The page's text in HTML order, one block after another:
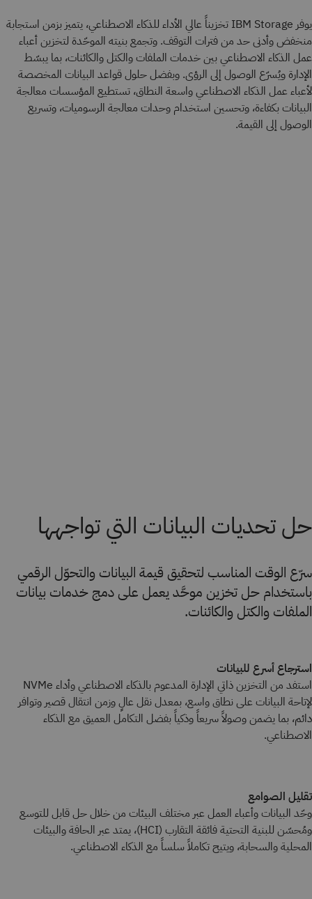
يوفر IBM Storage تخزيناً عالي الأداء للذكاء الاصطناعي، يتميز بزمن استجابة
منخفض وأدنى حد من فترات التوقف. وتجمع بنيته الموحّدة لتخزين أعباء
عمل الذكاء الاصطناعي بين خدمات الملفات والكتل والكائنات، بما يبسّط
الإدارة ويُسرّع الوصول إلى الرؤى. وبفضل حلول قواعد البيانات المخصصة
لأعباء عمل الذكاء الاصطناعي واسعة النطاق، تستطيع المؤسسات معالجة
البيانات بكفاءة، وتحسين استخدام وحدات معالجة الرسوميات، وتسريع
الوصول إلى القيمة.
حل تحديات البيانات التي تواجهها
سرّع الوقت المناسب لتحقيق قيمة البيانات والتحوّل الرقمي
باستخدام حل تخزين موحَّد يعمل على دمج خدمات بيانات
الملفات والكتل والكائنات.
استرجاع أسرع للبيانات
استفد من التخزين ذاتي الإدارة المدعوم بالذكاء الاصطناعي وأداء NVMe
لإتاحة البيانات على نطاق واسع، بمعدل نقل عالٍ وزمن انتقال قصير وتوافر
دائم، بما يضمن وصولاً سريعاً وذكياً بفضل التكامل العميق مع الذكاء
الاصطناعي.
تقليل الصوامع
وحّد البيانات وأعباء العمل عبر مختلف البيئات من خلال حل قابل للتوسع
ومُحسّن للبنية التحتية فائقة التقارب (HCI)، يمتد عبر الحافة والبيئات
المحلية والسحابة، ويتيح تكاملاً سلساً مع الذكاء الاصطناعي.